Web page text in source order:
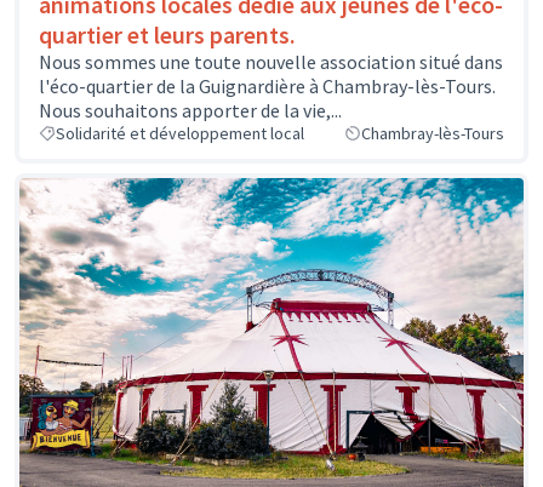
quartier et leurs parents.
Nous sommes une toute nouvelle association situé dans
l'éco-quartier de la Guignardière à Chambray-lès-Tours.
Nous souhaitons apporter de la vie,...
Solidarité et développement local Chambray-lès-Tours